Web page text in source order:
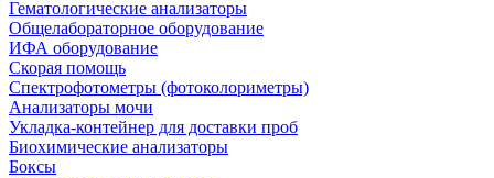
Гематологические анализаторы
Общелабораторное оборудование
ИФА оборудование
Скорая помощь
Спектрофотометры (фотоколориметры)
Анализаторы мочи
Укладка-контейнер для доставки проб
Биохимические анализаторы
Боксы